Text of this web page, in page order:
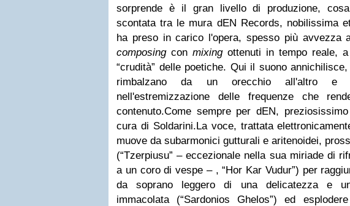
sorprende è il gran livello di produzione,
scontata tra le mura dEN Records, nobilissima
ha preso in carico l'opera, spesso più avvezza
composingcon mixingottenuti in tempo reale, a
“crudità” delle poetiche. Qui il suono annichilisce,
rimbalzano da un orecchio all'altro e
nell'estremizzazione delle frequenze che
contenuto.Come sempre per dEN,
cura di Soldarini.La voce, trattata
muove da subarmonici gutturali e aritenoidei,
(“Tzerpiusu” – eccezionale nella sua miriade di
a un coro di vespe – , “Hor Kar Vudur”) per
da soprano leggero di una delicatezza e
immacolata (“Sardonios Ghelos”) ed